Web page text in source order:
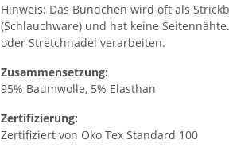
Hinweis: Das Bündchen wird oft als
(Schlauchware) und hat keine
oder Stretchnadel verarbeiten.
Zusammensetzung:
95% Baumwolle, 5% Elasthan
Zertifizierung:
Zertifiziert von Öko Tex Standard 100